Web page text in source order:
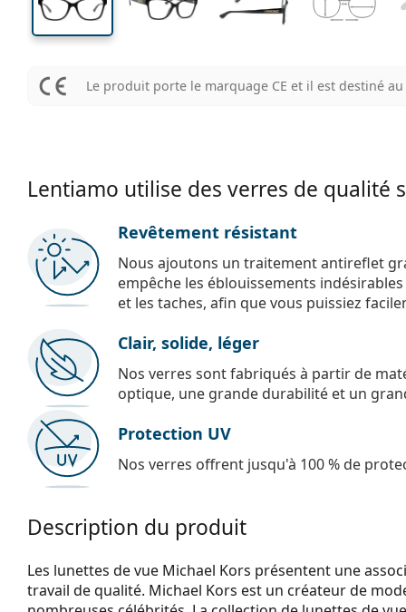
Le produit porte le marquage CE et il est destiné
Lentiamo utilise des verres de qualité
Revêtement résistant
Nous ajoutons un traitement antireflet
empêche les éblouissements
et les taches, afin que vous puissiez
Clair, solide, léger
Nos verres sont fabriqués à partir de
optique, une grande durabilité et un
Protection UV
Nos verres offrent jusqu'à 100 % de
Description du produit
Les lunettes de vue Michael Kors présentent une
travail de qualité. Michael Kors est un créateur de